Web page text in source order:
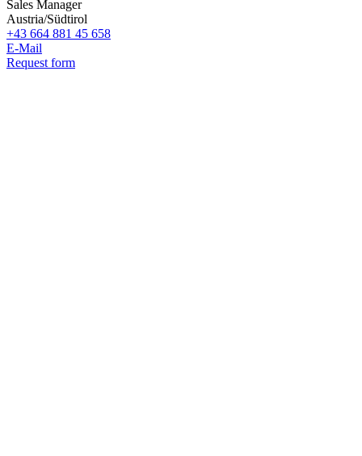
Sales Manager
Austria/Südtirol
+43 664 881 45 658
E-Mail
Request form